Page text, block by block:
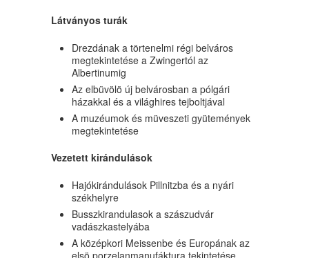
Látványos turák
Drezdának a törtenelmi régi belváros
megtekintetése a Zwingertól az
Albertinumig
Az elbüvölö új belvárosban a pólgári
házakkal és a világhires tejboltjával
A muzéumok és müveszeti gyütemények
megtekintetése
Vezetett kirándulások
Hajókirándulások Pillnitzba és a nyári
székhelyre
Busszkirandulasok a szászudvár
vadászkastelyába
A középkori Meissenbe és Europának az